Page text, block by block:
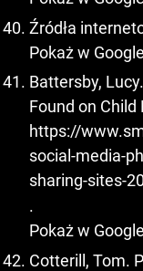
Źródła
Pokaż w
Battersby,
Found on
https://
social-media-
sharing-sites-
.
Pokaż w
Cotterill, Tom.